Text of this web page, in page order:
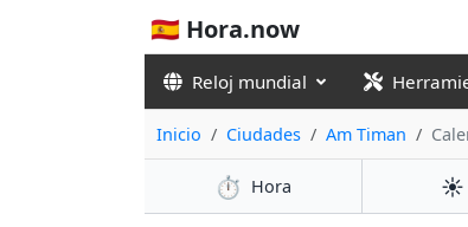
🇪🇸 Hora.now
Reloj mundial
Inicio Ciudades Am Timan
⏱️ Hora ☀️